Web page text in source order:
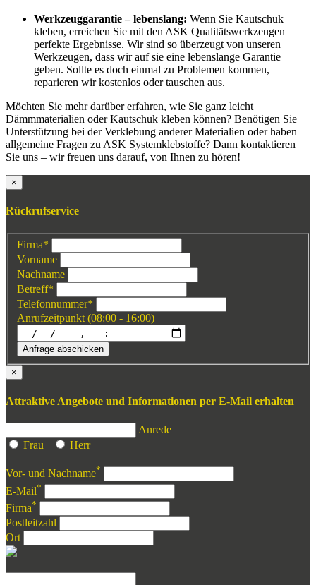
Werkzeuggarantie – lebenslang: Wenn Sie Kautschuk
kleben, erreichen Sie mit den ASK Qualitätswerkzeugen
perfekte Ergebnisse. Wir sind so überzeugt von unseren
Werkzeugen, dass wir auf sie eine lebenslange Garantie
geben. Sollte es doch einmal zu Problemen kommen,
reparieren wir kostenlos oder tauschen aus.
Möchten Sie mehr darüber erfahren, wie Sie ganz leicht
Dämmmaterialien oder Kautschuk kleben können? Benötigen Sie
Unterstützung bei der Verklebung anderer Materialien oder haben
allgemeine Fragen zu ASK Systemklebstoffe? Dann kontaktieren
Sie uns – wir freuen uns darauf, von Ihnen zu hören!
×
Rückrufservice
Firma*
Vorname
Nachname
Betreff*
Telefonnummer*
Anrufzeitpunkt (08:00 - 16:00)
Anfrage abschicken
×
Attraktive Angebote und Informationen per E-Mail erhalten
Anrede
Frau
Herr
Vor- und Nachname*
E-Mail*
Firma*
Postleitzahl
Ort